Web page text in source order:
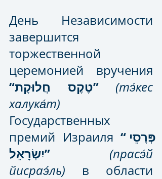
День Независимости
завершится
торжественной
“טֶקֶס חֲלוּקָת”
(тэ́кес
халука́т)
Государственных
премий Израиля “פְּרָסֵי
יִשְׂרָאֵל”
(прасэ́й
йисраэ́ль) в области